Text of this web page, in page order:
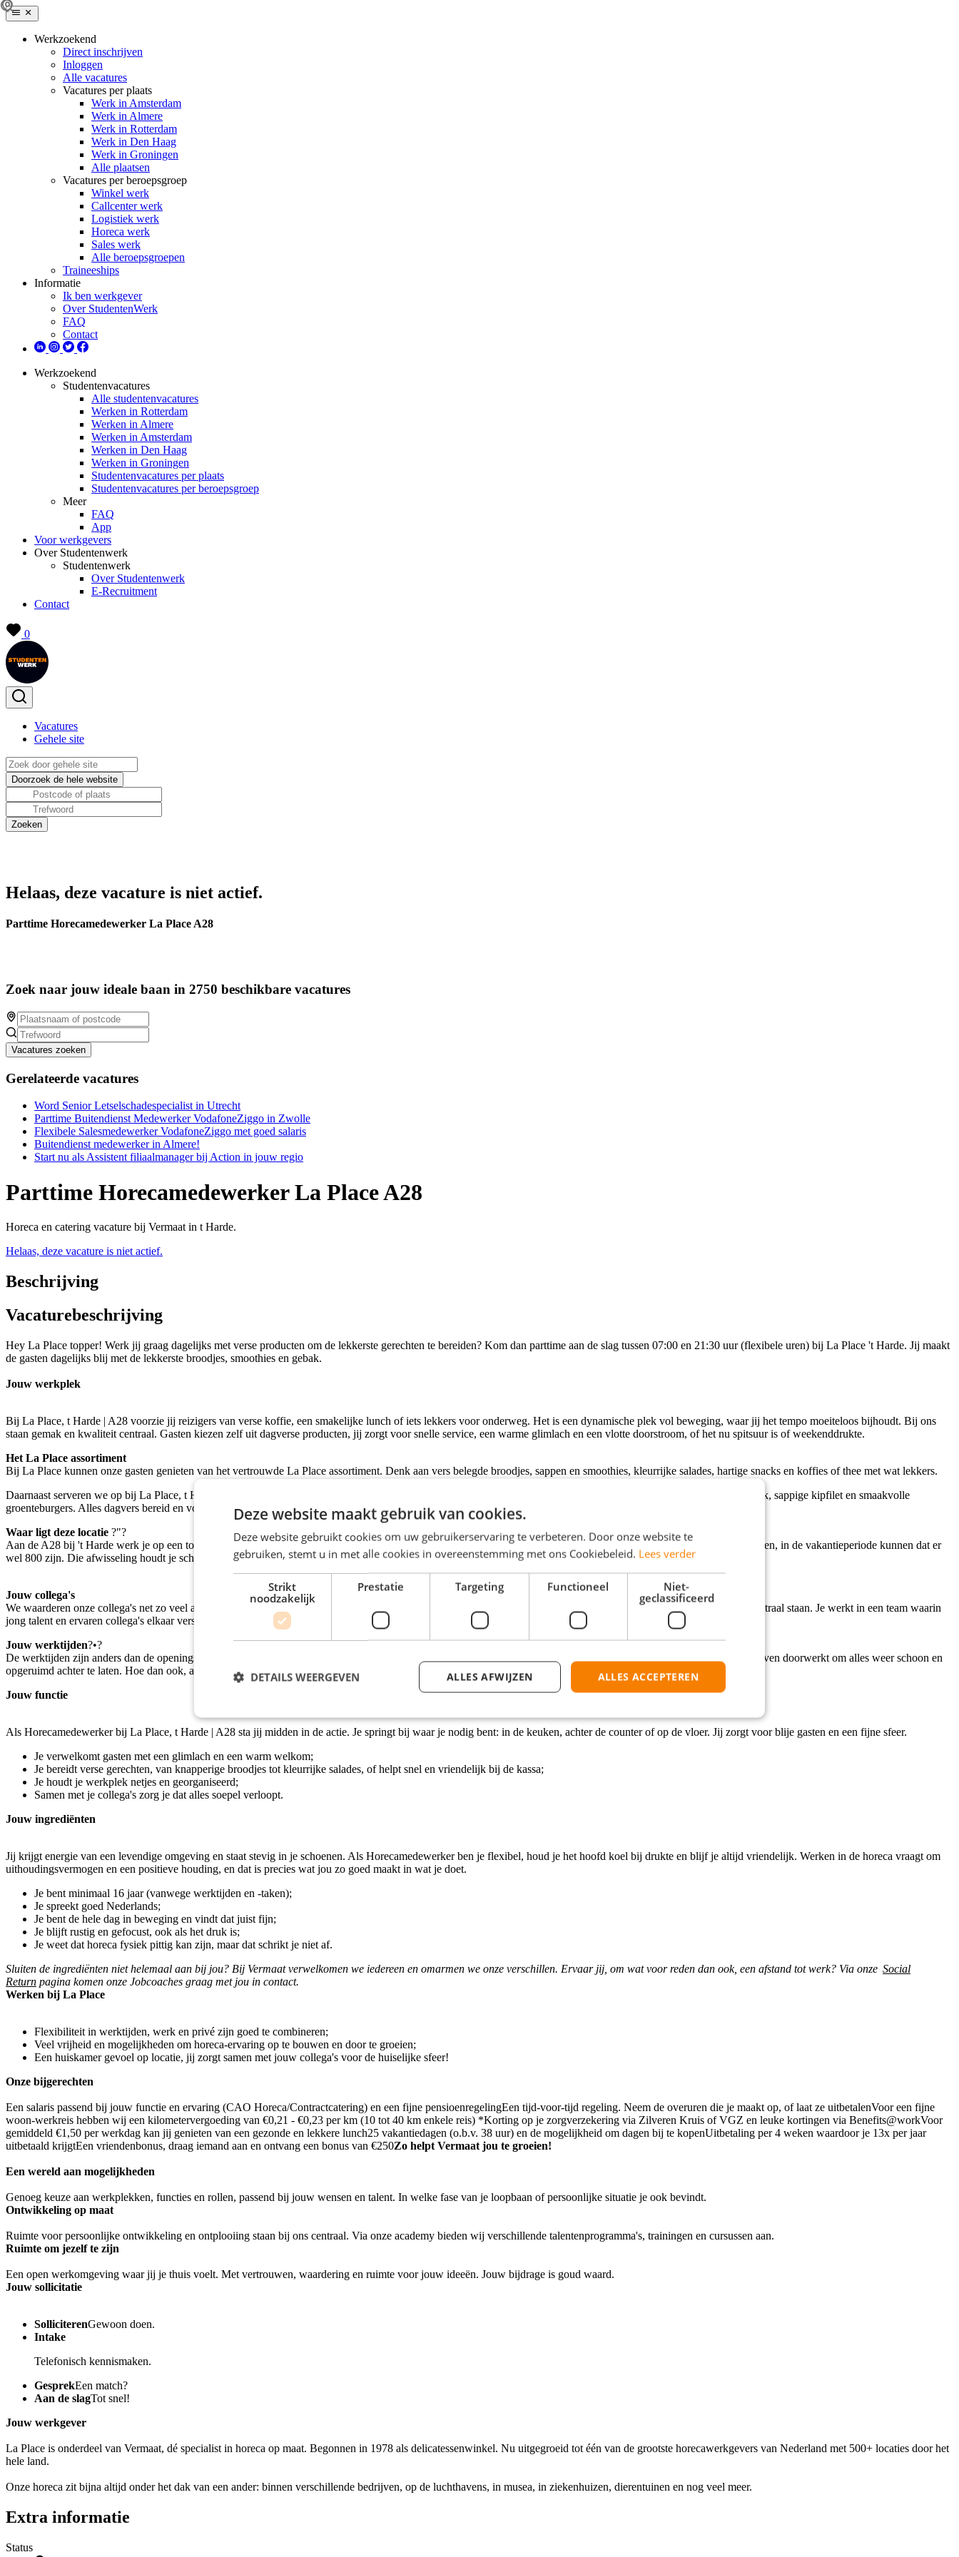
Werkzoekend
Direct inschrijven
Inloggen
Alle vacatures
Vacatures per plaats
Werk in Amsterdam
Werk in Almere
Werk in Rotterdam
Werk in Den Haag
Werk in Groningen
Alle plaatsen
Vacatures per beroepsgroep
Winkel werk
Callcenter werk
Logistiek werk
Horeca werk
Sales werk
Alle beroepsgroepen
Traineeships
Informatie
Ik ben werkgever
Over StudentenWerk
FAQ
Contact
Werkzoekend
Studentenvacatures
Alle studentenvacatures
Werken in Rotterdam
Werken in Almere
Werken in Amsterdam
Werken in Den Haag
Werken in Groningen
Studentenvacatures per plaats
Studentenvacatures per beroepsgroep
Meer
FAQ
App
Voor werkgevers
Over Studentenwerk
Studentenwerk
Over Studentenwerk
E-Recruitment
Contact
0
Vacatures
Gehele site
Helaas, deze vacature is niet actief.
Parttime Horecamedewerker La Place A28
Zoek naar jouw ideale baan in 2750 beschikbare vacatures
Vacatures zoeken
Gerelateerde vacatures
Word Senior Letselschadespecialist in Utrecht
Parttime Buitendienst Medewerker VodafoneZiggo in Zwolle
Flexibele Salesmedewerker VodafoneZiggo met goed salaris
Buitendienst medewerker in Almere!
Start nu als Assistent filiaalmanager bij Action in jouw regio
Parttime Horecamedewerker La Place A28
Horeca en catering vacature bij Vermaat in t Harde.
Helaas, deze vacature is niet actief.
Beschrijving
Vacaturebeschrijving
Hey La Place topper! Werk jij graag dagelijks met verse producten om de lekkerste gerechten te bereiden? Kom dan parttime aan de slag tussen 07:00 en 21:30 uur (flexibele uren) bij La Place 't Harde. Jij maakt
de gasten dagelijks blij met de lekkerste broodjes, smoothies en gebak.
Jouw werkplek
Bij La Place, t Harde | A28 voorzie jij reizigers van verse koffie, een smakelijke lunch of iets lekkers voor onderweg. Het is een dynamische plek vol beweging, waar jij het tempo moeiteloos bijhoudt. Bij ons
staan gemak en kwaliteit centraal. Gasten kiezen zelf uit dagverse producten, jij zorgt voor snelle service, een warme glimlach en een vlotte doorstroom, of het nu spitsuur is of weekenddrukte.
Het La Place assortiment
Bij La Place kunnen onze gasten genieten van het vertrouwde La Place assortiment. Denk aan vers belegde broodjes, sappen en smoothies, kleurrijke salades, hartige snacks en koffies of thee met wat lekkers.
Daarnaast serveren we op bij La Place, t Harde | A28 ook versgebakken pizza's met een krokante bodem en rijke toppings, én heerlijke grillgerechten zoals malse biefstuk, sappige kipfilet en smaakvolle
groenteburgers. Alles dagvers bereid en vol van smaak!
Waar ligt deze locatie ?"?
Aan de A28 bij 't Harde werk je op een toegankelijke locatie waar gasten graag stoppen voor een smakelijke pauze onderweg. Op rustige dagen ontvang je zo'n 250 gasten, in de vakantieperiode kunnen dat er
wel 800 zijn. Die afwisseling houdt je scherp en zorgt voor een energieke werkdag. Jij schakelt moeiteloos tussen gasten, collega's en verschillende taken.
Jouw collega's
We waarderen onze collega's net zo veel als onze gasten. Daarom zorgen we voor een informele en fijne werkomgeving waarin kwaliteit, teamwork en ontwikkeling centraal staan. Je werkt in een team waarin
jong talent en ervaren collega's elkaar versterken. Er is volop ruimte om te leren, te groeien en jezelf te ontwikkelen. Via trainingen, coaching en gewoon door te doen.
Jouw werktijden?•?
De werktijden zijn anders dan de openingstijden. Zo kan het zijn dat je voor de opening start om het een en ander klaar te zetten, of dat je na sluiting van de locatie nog even doorwerkt om alles weer schoon en
opgeruimd achter te laten. Hoe dan ook, als de openingstijden in de avond zijn, werk je altijd 1 avond. Daarnaast werk je ook 1 weekenddag.
Jouw functie
Als Horecamedewerker bij La Place, t Harde | A28 sta jij midden in de actie. Je springt bij waar je nodig bent: in de keuken, achter de counter of op de vloer. Jij zorgt voor blije gasten en een fijne sfeer.
Je verwelkomt gasten met een glimlach en een warm welkom;
Je bereidt verse gerechten, van knapperige broodjes tot kleurrijke salades, of helpt snel en vriendelijk bij de kassa;
Je houdt je werkplek netjes en georganiseerd;
Samen met je collega's zorg je dat alles soepel verloopt.
Jouw ingrediënten
Jij krijgt energie van een levendige omgeving en staat stevig in je schoenen. Als Horecamedewerker ben je flexibel, houd je het hoofd koel bij drukte en blijf je altijd vriendelijk. Werken in de horeca vraagt om
uithoudingsvermogen en een positieve houding, en dat is precies wat jou zo goed maakt in wat je doet.
Je bent minimaal 16 jaar (vanwege werktijden en -taken);
Je spreekt goed Nederlands;
Je bent de hele dag in beweging en vindt dat juist fijn;
Je blijft rustig en gefocust, ook als het druk is;
Je weet dat horeca fysiek pittig kan zijn, maar dat schrikt je niet af.
Sluiten de ingrediënten niet helemaal aan bij jou? Bij Vermaat verwelkomen we iedereen en omarmen we onze verschillen. Ervaar jij, om wat voor reden dan ook, een afstand tot werk? Via onze Social
Return pagina komen onze Jobcoaches graag met jou in contact.
Werken bij La Place
Flexibiliteit in werktijden, werk en privé zijn goed te combineren;
Veel vrijheid en mogelijkheden om horeca-ervaring op te bouwen en door te groeien;
Een huiskamer gevoel op locatie, jij zorgt samen met jouw collega's voor de huiselijke sfeer!
Onze bijgerechten
Een salaris passend bij jouw functie en ervaring (CAO Horeca/Contractcatering) en een fijne pensioenregelingEen tijd-voor-tijd regeling. Neem de overuren die je maakt op, of laat ze uitbetalenVoor een fijne
woon-werkreis hebben wij een kilometervergoeding van €0,21 - €0,23 per km (10 tot 40 km enkele reis) *Korting op je zorgverzekering via Zilveren Kruis of VGZ en leuke kortingen via Benefits@workVoor
gemiddeld €1,50 per werkdag kan jij genieten van een gezonde en lekkere lunch25 vakantiedagen (o.b.v. 38 uur) en de mogelijkheid om dagen bij te kopenUitbetaling per 4 weken waardoor je 13x per jaar
uitbetaald krijgtEen vriendenbonus, draag iemand aan en ontvang een bonus van €250Zo helpt Vermaat jou te groeien!
Een wereld aan mogelijkheden
Genoeg keuze aan werkplekken, functies en rollen, passend bij jouw wensen en talent. In welke fase van je loopbaan of persoonlijke situatie je ook bevindt.
Ontwikkeling op maat
Ruimte voor persoonlijke ontwikkeling en ontplooiing staan bij ons centraal. Via onze academy bieden wij verschillende talentenprogramma's, trainingen en cursussen aan.
Ruimte om jezelf te zijn
Een open werkomgeving waar jij je thuis voelt. Met vertrouwen, waardering en ruimte voor jouw ideeën. Jouw bijdrage is goud waard.
Jouw sollicitatie
SolliciterenGewoon doen.
Intake
Telefonisch kennismaken.
GesprekEen match?
Aan de slagTot snel!
Jouw werkgever
La Place is onderdeel van Vermaat, dé specialist in horeca op maat. Begonnen in 1978 als delicatessenwinkel. Nu uitgegroeid tot één van de grootste horecawerkgevers van Nederland met 500+ locaties door het
hele land.
Onze horeca zit bijna altijd onder het dak van een ander: binnen verschillende bedrijven, op de luchthavens, in musea, in ziekenhuizen, dierentuinen en nog veel meer.
Extra informatie
Status
Deze website maakt gebruik van cookies.
Deze website gebruikt cookies om uw gebruikerservaring te verbeteren. Door onze website te
gebruiken, stemt u in met alle cookies in overeenstemming met ons Cookiebeleid. Lees verder
Strikt
noodzakelijk
Prestatie Targeting Functioneel
Niet-
geclassificeerd
ALLES ACCEPTEREN
ALLES AFWIJZEN
DETAILS WEERGEVEN